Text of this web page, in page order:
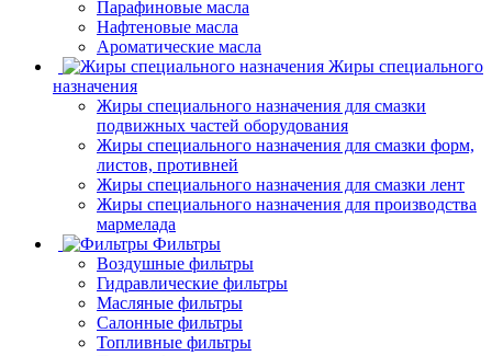
Парафиновые масла
Нафтеновые масла
Ароматические масла
Жиры специального
назначения
Жиры специального назначения для смазки
подвижных частей оборудования
Жиры специального назначения для смазки форм,
листов, противней
Жиры специального назначения для смазки лент
Жиры специального назначения для производства
мармелада
Фильтры
Воздушные фильтры
Гидравлические фильтры
Масляные фильтры
Салонные фильтры
Топливные фильтры